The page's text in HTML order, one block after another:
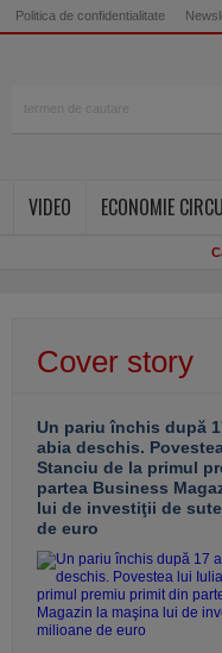
Politica de confidentialitate
VIDEO ECONOMIE
Cover story
Un pariu închis după
abia deschis.
Stanciu de la primul
partea Business
lui de investiţii de
de euro